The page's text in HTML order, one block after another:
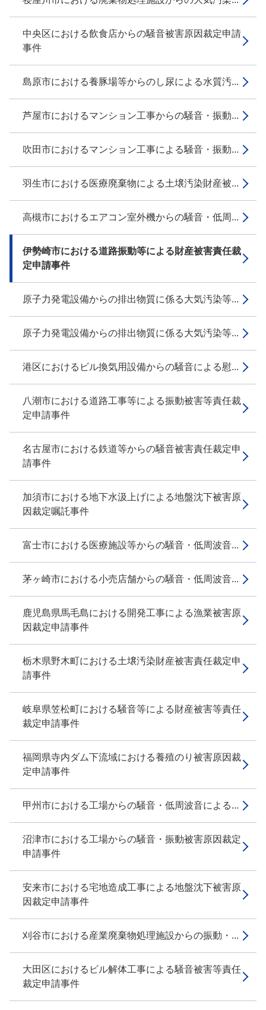
中央区における飲食店からの騒音被害原因裁定申請
事件
島原市における養豚場等からのし尿による水質汚...
芦屋市におけるマンション工事からの騒音・振動...
吹田市におけるマンション工事による騒音・振動...
羽生市における医療廃棄物による土壌汚染財産被...
高槻市におけるエアコン室外機からの騒音・低周...
伊勢崎市における道路振動等による財産被害責任裁
定申請事件
原子力発電設備からの排出物質に係る大気汚染等...
原子力発電設備からの排出物質に係る大気汚染等...
港区におけるビル換気用設備からの騒音による慰...
八潮市における道路工事等による振動被害等責任裁
定申請事件
名古屋市における鉄道等からの騒音被害責任裁定申
請事件
加須市における地下水汲上げによる地盤沈下被害原
因裁定嘱託事件
富士市における医療施設等からの騒音・低周波音...
茅ヶ崎市における小売店舗からの騒音・低周波音...
鹿児島県馬毛島における開発工事による漁業被害原
因裁定申請事件
栃木県野木町における土壌汚染財産被害責任裁定申
請事件
岐阜県笠松町における騒音等による財産被害等責任
裁定申請事件
福岡県寺内ダム下流域における養殖のり被害原因裁
定申請事件
甲州市における工場からの騒音・低周波音による...
沼津市における工場からの騒音・振動被害原因裁定
申請事件
安来市における宅地造成工事による地盤沈下被害原
因裁定申請事件
刈谷市における産業廃棄物処理施設からの振動・...
大田区におけるビル解体工事による騒音被害等責任
裁定申請事件